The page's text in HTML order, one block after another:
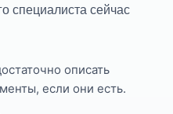
специалиста сейчас
описать
если они есть.